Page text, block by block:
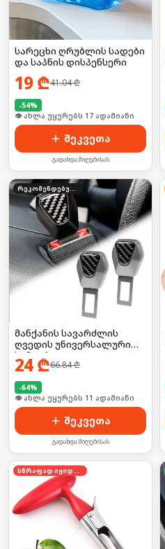
სარეცხი ღრუბლის სადები
და საპნის დისპენსერი
19 ₾41.04₾
-54%
🛒 ბოლო 24სთ-ში იყიდა 22-მა
შეკვეთა
გადახდა მიღებისას
რეკომენდებული
მანქანის სავარძლის
ღვედის უნივერსალური
სამაგრი
24₾66.84₾
-64%
🛒 ბოლო 24სთ-ში იყიდა 16-მა
შეკვეთა
გადახდა მიღებისას
სწრაფად იყიდება